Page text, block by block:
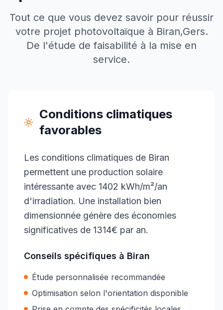
Tout ce que vous devez savoir pour réussir
votre projet photovoltaïque à Biran,Gers.
De l'étude de faisabilité à la mise en
service.
Conditions climatiques
favorables
Les conditions climatiques de Biran
permettent une production solaire
intéressante avec 1402 kWh/m²/an
d'irradiation. Une installation bien
dimensionnée génère des économies
significatives de 1314€ par an.
Conseils spécifiques à Biran
Étude personnalisée recommandée
Optimisation selon l'orientation disponible